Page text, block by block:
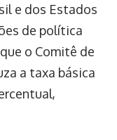
e dos Estados
de política
o Comitê de
a taxa básica